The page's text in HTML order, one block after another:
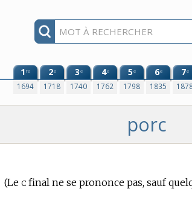
1re
1694
2e
1718
3e
1740
4e
1762
5e
1798
6e
1835
7e
porc
(Le cfinal ne se prononce pas, sauf